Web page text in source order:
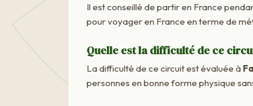
Il est conseillé de partir en France
pour voyager en France en terme de
Quelle est la difficulté de ce
La difficulté de ce circuit est évaluée à
personnes en bonne forme physique